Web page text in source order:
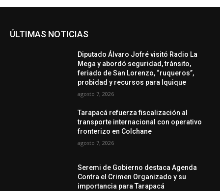
ÚLTIMAS NOTICIAS
Diputado Álvaro Jofré visitó Radio La
Mega y abordó seguridad, tránsito,
feriado de San Lorenzo, “ruqueros”,
probidad y recursos para Iquique
agosto 7, 2026
Tarapacá refuerza fiscalización al
transporte internacional con operativo
fronterizo en Colchane
agosto 7, 2026
Seremi de Gobierno destaca Agenda
Contra el Crimen Organizado y su
importancia para Tarapacá